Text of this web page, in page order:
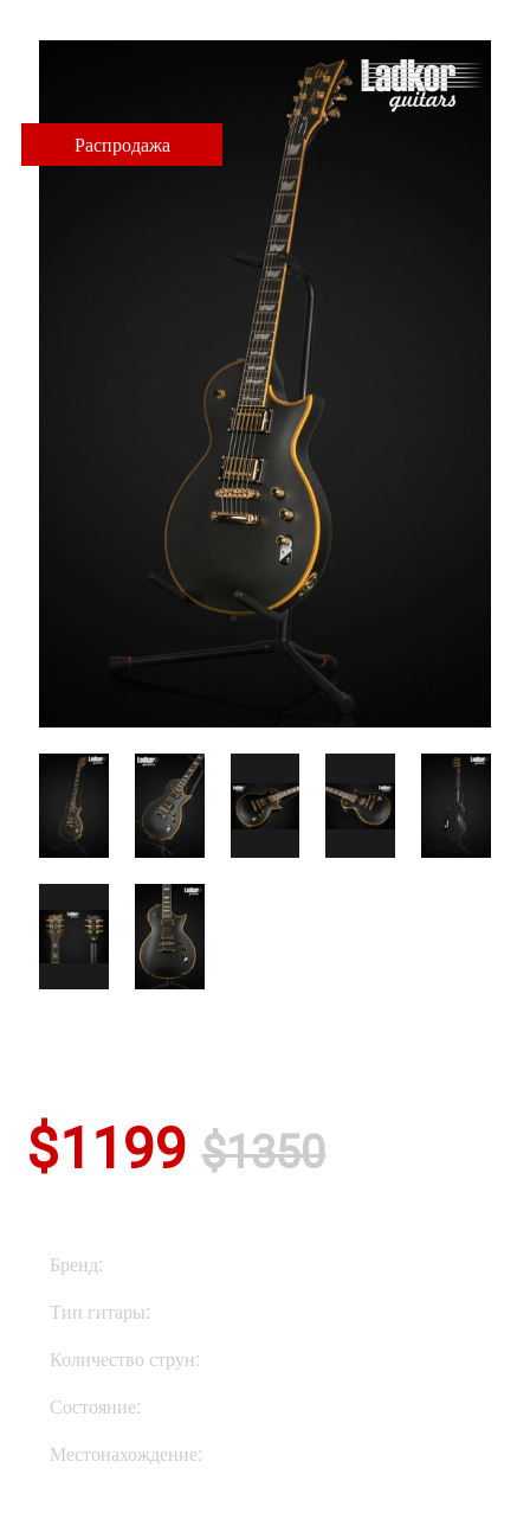
Распродажа
$1199$1350
Бренд:
Тип гитары:
Количество струн:
Состояние:
Местонахождение: